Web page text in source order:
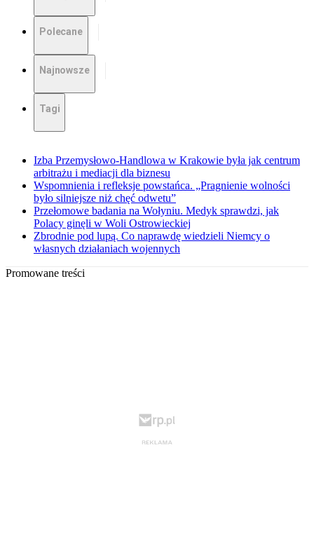
Polecane
Najnowsze
Tagi
Izba Przemysłowo-Handlowa w Krakowie była jak centrum
arbitrażu i mediacji dla biznesu
Wspomnienia i refleksje powstańca. „Pragnienie wolności
było silniejsze niż chęć odwetu”
Przełomowe badania na Wołyniu. Medyk sprawdzi, jak
Polacy ginęli w Woli Ostrowieckiej
Zbrodnie pod lupą. Co naprawdę wiedzieli Niemcy o
własnych działaniach wojennych
Promowane treści